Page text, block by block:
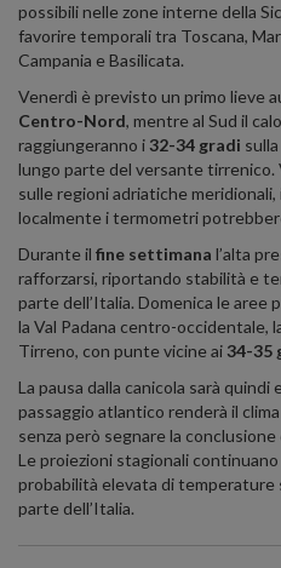
possibili nelle zone interne della
favorire temporali tra Toscana,
Campania e Basilicata.
Venerdì è previsto un primo lieve
Centro-Nord, mentre al Sud il
raggiungeranno i 32-34 gradi
lungo parte del versante
sulle regioni adriatiche meridionali,
localmente i termometri
Durante il fine settimana l’alta
rafforzarsi, riportando stabilità e
parte dell’Italia. Domenica le aree
la Val Padana centro-occidentale,
Tirreno, con punte vicine ai 34-35
La pausa dalla canicola sarà
passaggio atlantico renderà il
senza però segnare la
Le proiezioni stagionali
probabilità elevata di temperature
parte dell’Italia.